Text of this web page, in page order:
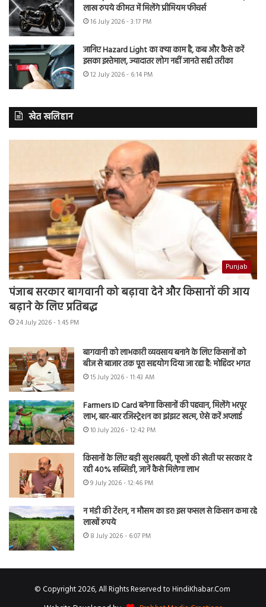
लाख रुपये कीमत में मिलेंगे प्रीमियम फीचर्स
16 July 2026 - 3:17 PM
जानिए Hazard Light का क्या काम है, कब और कैसे करें
इसका इस्तेमाल, ज्यादातर लोग नहीं जानते सही तरीका
12 July 2026 - 6:14 PM
खेत खलिहान
Punjab
पंजाब सरकार बागवानी को बढ़ावा देने और किसानों की आय
बढ़ाने के लिए प्रतिबद्ध
24 July 2026 - 1:45 PM
बागवानी को लाभकारी व्यवसाय बनाने के लिए किसानों को
बीज से बाजार तक पूरा सहयोग दिया जा रहा है: मोहिंदर भगत
15 July 2026 - 11:43 AM
Farmers ID Card बनेगा किसानों की पहचान, मिलेंगे भरपूर
लाभ, बार-बार रजिस्ट्रेशन का झंझट खत्म, ऐसे करें अप्लाई
10 July 2026 - 12:42 PM
किसानों के लिए बड़ी खुशखबरी, फूलों की खेती पर सरकार दे
रही 40% सब्सिडी, जानें कैसे मिलेगा लाभ
9 July 2026 - 12:46 PM
न मंडी की टेंशन, न मौसम का डर! इस फसल से किसान कमा रहे
लाखों रुपये
8 July 2026 - 6:07 PM
© Copyright 2026, All Rights Reserved to HindiKhabar.Com